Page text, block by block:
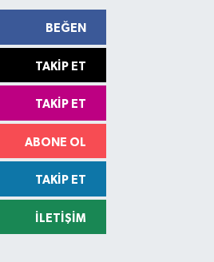
BEĞEN
TAKIP ET
TAKIP ET
ABONE OL
TAKIP ET
İLETIŞIM